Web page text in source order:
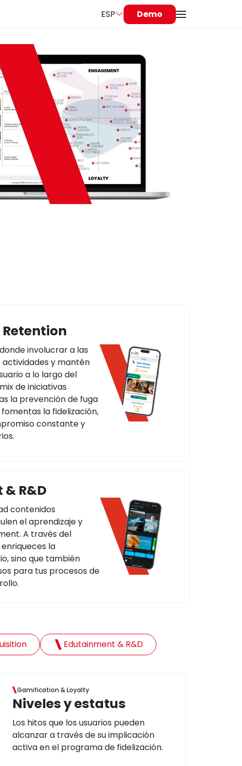
ESP Demo
involucrar a las
actividades y mantén
a lo largo del
de iniciativas
la prevención de fuga
la fidelización,
constante y
R&D
contenidos
el aprendizaje y
A través del
la
sino que también
para tus procesos de
Edutainment & R&D
Gamification & Loyalty
Niveles y estatus
Los hitos que los usuarios pueden
alcanzar a través de su implicación
activa en el programa de fidelización.